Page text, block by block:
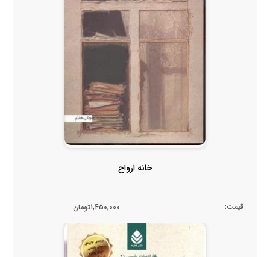
خانه ارواح
قیمت: 1,450,000تومان